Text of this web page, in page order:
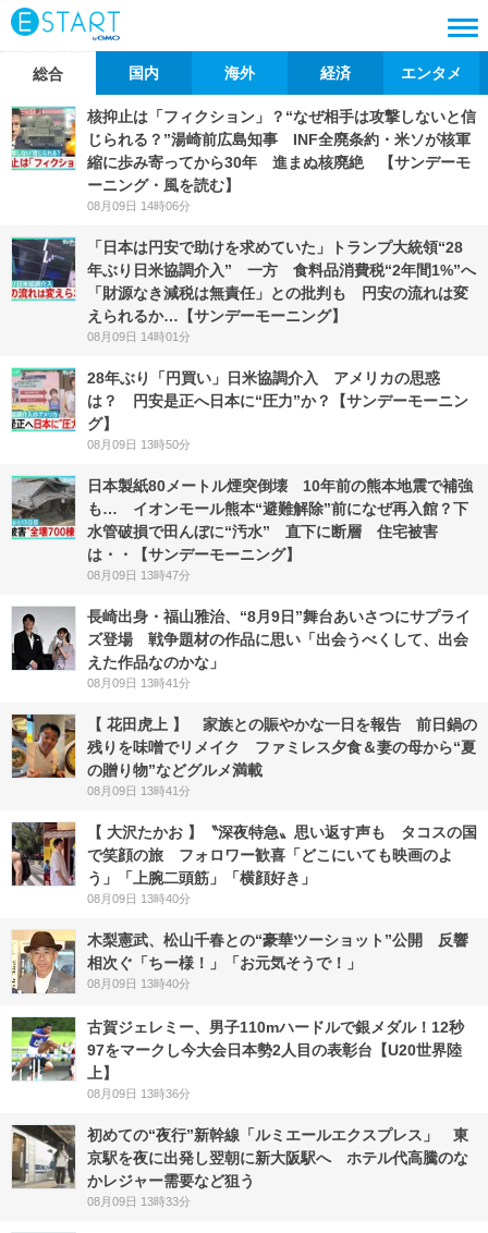
総合 国内 海外 経済 エンタメ
核抑止は「フィクション」？“なぜ相手は攻撃しないと信
じられる？”湯崎前広島知事 INF全廃条約・米ソが核軍
縮に歩み寄ってから30年 進まぬ核廃絶 【サンデーモ
ーニング・風を読む】
08月09日 14時06分
「日本は円安で助けを求めていた」トランプ大統領“28
年ぶり日米協調介入” 一方 食料品消費税“2年間1%”へ
「財源なき減税は無責任」との批判も 円安の流れは変
えられるか…【サンデーモーニング】
08月09日 14時01分
28年ぶり「円買い」日米協調介入 アメリカの思惑
は？ 円安是正へ日本に“圧力”か？【サンデーモーニン
グ】
08月09日 13時50分
日本製紙80メートル煙突倒壊 10年前の熊本地震で補強
も… イオンモール熊本“避難解除”前になぜ再入館？下
水管破損で田んぼに“汚水” 直下に断層 住宅被害
は・・【サンデーモーニング】
08月09日 13時47分
長崎出身・福山雅治、“8月9日”舞台あいさつにサプライ
ズ登場 戦争題材の作品に思い「出会うべくして、出会
えた作品なのかな」
08月09日 13時41分
【 花田虎上 】 家族との賑やかな一日を報告 前日鍋の
残りを味噌でリメイク ファミレス夕食＆妻の母から“夏
の贈り物”などグルメ満載
08月09日 13時41分
【 大沢たかお 】〝深夜特急〟思い返す声も タコスの国
で笑顔の旅 フォロワー歓喜「どこにいても映画のよ
う」「上腕二頭筋」「横顔好き」
08月09日 13時40分
木梨憲武、松山千春との“豪華ツーショット”公開 反響
相次ぐ「ちー様！」「お元気そうで！」
08月09日 13時40分
古賀ジェレミー、男子110mハードルで銀メダル！12秒
97をマークし今大会日本勢2人目の表彰台【U20世界陸
上】
08月09日 13時36分
初めての“夜行”新幹線「ルミエールエクスプレス」 東
京駅を夜に出発し翌朝に新大阪駅へ ホテル代高騰のな
かレジャー需要など狙う
08月09日 13時33分